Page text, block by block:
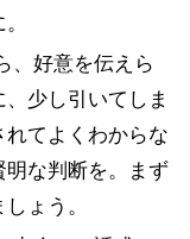
、好意を伝えら
少し引いてしま
てよくわからな
な判断を。まず
ょう。